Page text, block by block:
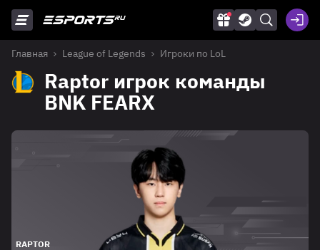
Главная League of Legends Игроки по LoL
Raptor игрок команды
BNK FEARX
RAPTOR